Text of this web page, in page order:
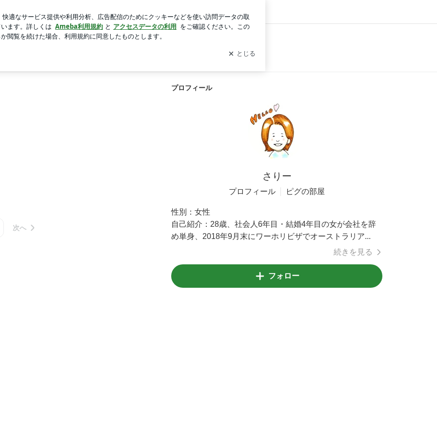
次へ
プロフィール
さりー
プロフィール ピグの部屋
性別：女性
自己紹介： 28歳、社会人6年目・結婚4年目の女が会社を辞
め単身、2018年9月末にワーホリビザでオーストラリア...
続きを見る
フォロー